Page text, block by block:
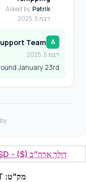
דולר ארה"ב ($) - USD
מק"ט: